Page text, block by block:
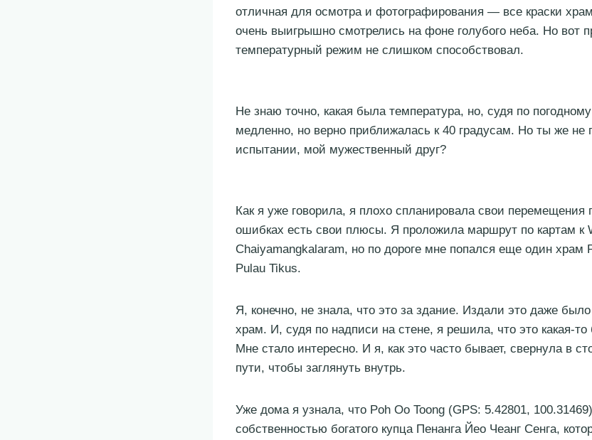
отличная для осмотра и фотографирования — все краски
очень выигрышно смотрелись на фоне голубого неба. Но вот
температурный режим не слишком способствовал.
Не знаю точно, какая была температура, но, судя по
медленно, но верно приближалась к 40 градусам. Но ты же не
испытании, мой мужественный друг?
Как я уже говорила, я плохо спланировала свои
ошибках есть свои плюсы. Я проложила маршрут по картам к
Chaiyamangkalaram, но по дороге мне попался еще один храм
Pulau Tikus.
Я, конечно, не знала, что это за здание. Издали это даже
храм. И, судя по надписи на стене, я решила, что это какая-то
Мне стало интересно. И я, как это часто бывает, свернула в
пути, чтобы заглянуть внутрь.
Уже дома я узнала, что Poh Oo Toong (GPS: 5.42801,
собственностью богатого купца Пенанга Йео Чеанг Сенга,